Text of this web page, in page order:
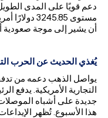
دعم قويًا على المدى
مستوى
أن يشير إلى موجة صعودية
يُغذي الحديث عن الحرب
يواصل الذهب دعمه من
التجارية الأمريكية.
جديدة على أشباه
هذا الأسبوع. تُظهر